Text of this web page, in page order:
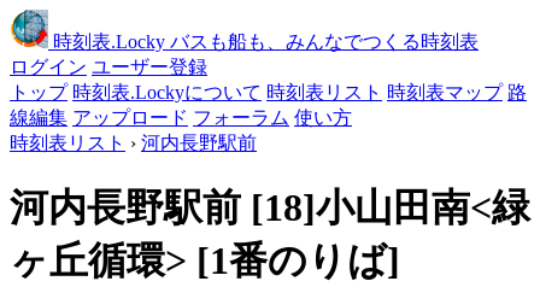
時刻表.Locky バスも船も、みんなでつくる時刻表
ログイン ユーザー登録
トップ 時刻表.Lockyについて 時刻表リスト 時刻表マップ 路
線編集 アップロード フォーラム 使い方
時刻表リスト › 河内長野駅前
河内長野駅前 [18]小山田南<緑
ヶ丘循環> [1番のりば]